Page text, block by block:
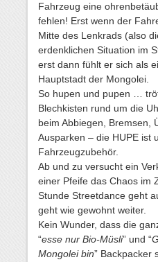
Fahrzeug eine
fehlen! Erst wenn der
Mitte des Lenkrads (also
erdenklichen Situation im
erst dann fühlt er sich als
Hauptstadt der Mongolei.
So hupen und pupen …
Blechkisten rund um die
beim Abbiegen, Bremsen,
Ausparken – die HUPE ist
Fahrzeugzubehör.
Ab und zu versucht ein
einer Pfeife das Chaos im
Stunde Streetdance geht
geht wie gewohnt weiter.
Kein Wunder, dass die
“esse nur Bio-Müsli” und “
Mongolei bin” Backpacker